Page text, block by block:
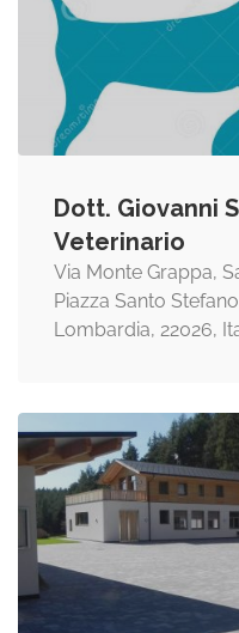
Dott. Giovanni
Veterinario
Via Monte Grappa,
Piazza Santo
Lombardia, 22026,